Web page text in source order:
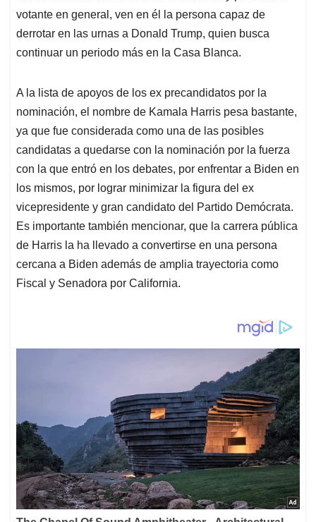
votante en general, ven en él la persona capaz de
derrotar en las urnas a Donald Trump, quien busca
continuar un periodo más en la Casa Blanca.
A la lista de apoyos de los ex precandidatos por la
nominación, el nombre de Kamala Harris pesa bastante,
ya que fue considerada como una de las posibles
candidatas a quedarse con la nominación por la fuerza
con la que entró en los debates, por enfrentar a Biden en
los mismos, por lograr minimizar la figura del ex
vicepresidente y gran candidato del Partido Demócrata.
Es importante también mencionar, que la carrera pública
de Harris la ha llevado a convertirse en una persona
cercana a Biden además de amplia trayectoria como
Fiscal y Senadora por California.